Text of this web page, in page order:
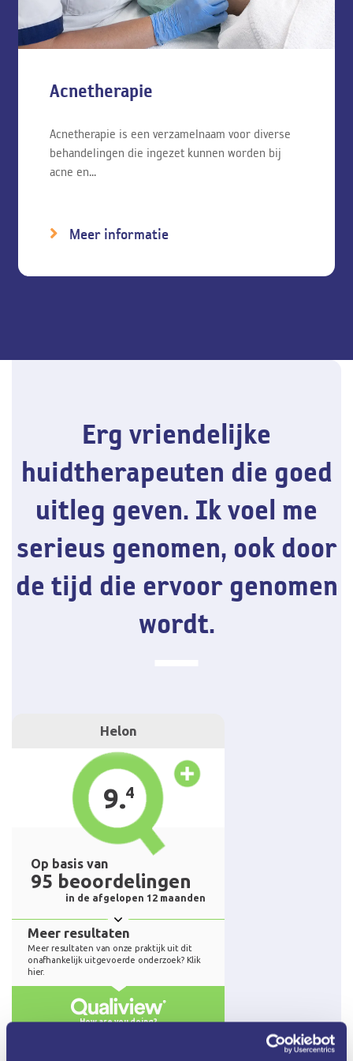
Acnetherapie
Acnetherapie is een verzamelnaam voor diverse
behandelingen die ingezet kunnen worden bij
acne en...
Meer informatie
Erg vriendelijke
huidtherapeuten die goed
uitleg geven. Ik voel me
serieus genomen, ook door
de tijd die ervoor genomen
wordt.